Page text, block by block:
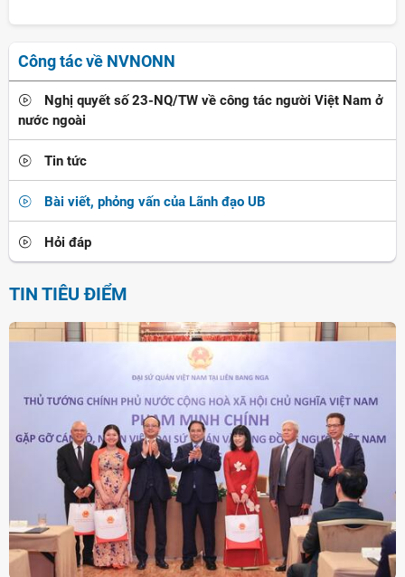
Công tác về NVNONN
Nghị quyết số 23-NQ/TW về công tác người Việt Nam ở
nước ngoài
Tin tức
Bài viết, phỏng vấn của Lãnh đạo UB
Hỏi đáp
TIN TIÊU ĐIỂM